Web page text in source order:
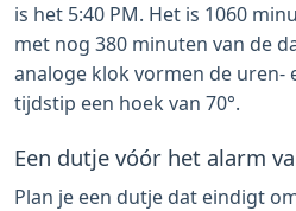
is het 5:40 PM. Het is 1060
met nog 380 minuten van de
analoge klok vormen de
tijdstip een hoek van 70°.
Een dutje vóór het alarm
Plan je een dutje dat eindigt